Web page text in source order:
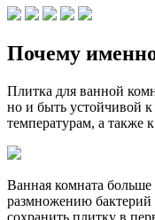
Почему
Плитка для ванной
но и быть устойчивой
температурам, а
Ванная комната
размножению бактерий
сохранить плитку в